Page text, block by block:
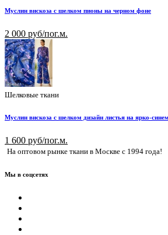
Муслин вискоза с шелком пионы на черном фоне
2 000 руб/пог.м.
Шелковые ткани
Муслин вискоза с шелком дизайн листья на ярко-
1 600 руб/пог.м.
На оптовом рынке ткани в Москве с 1994 года!
Мы в соцсетях